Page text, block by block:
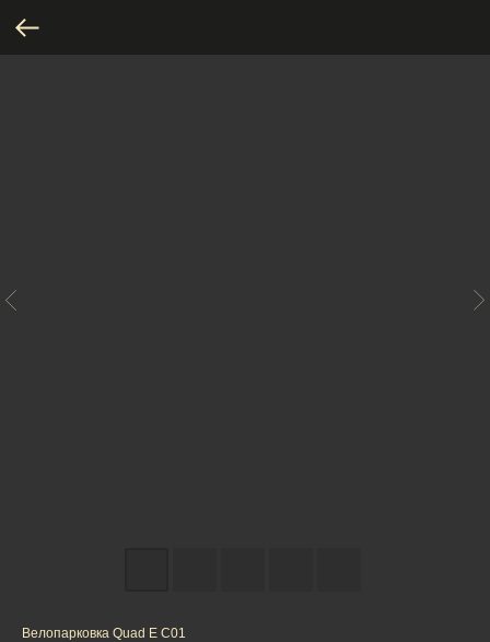
Велопарковка Quad E C01